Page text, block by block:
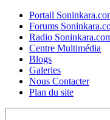
Portail
Forums
Radio
Centre Multimédia
Blogs
Galeries
Nous Contacter
Plan du site